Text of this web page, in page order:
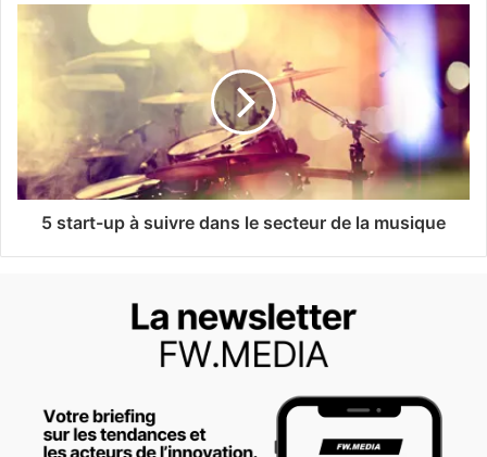
5 start-up à suivre dans le secteur de la musique